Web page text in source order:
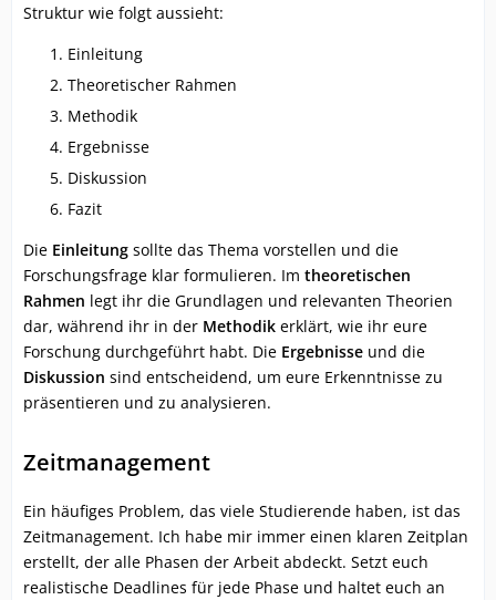
Struktur wie folgt aussieht:
Einleitung
Theoretischer Rahmen
Methodik
Ergebnisse
Diskussion
Fazit
Die Einleitung sollte das Thema vorstellen und die
Forschungsfrage klar formulieren. Im theoretischen
Rahmen legt ihr die Grundlagen und relevanten Theorien
dar, während ihr in der Methodik erklärt, wie ihr eure
Forschung durchgeführt habt. Die Ergebnisse und die
Diskussion sind entscheidend, um eure Erkenntnisse zu
präsentieren und zu analysieren.
Zeitmanagement
Ein häufiges Problem, das viele Studierende haben, ist das
Zeitmanagement. Ich habe mir immer einen klaren Zeitplan
erstellt, der alle Phasen der Arbeit abdeckt. Setzt euch
realistische Deadlines für jede Phase und haltet euch an